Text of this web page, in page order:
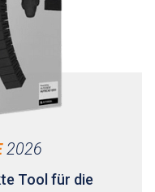
2026
Tool für die